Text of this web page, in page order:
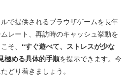
で提供されるブラウザゲームを長年
レート、再訪時のキャッシュ挙動を
そ、 “すぐ遊べて、ストレスが少な
極める具体的手順を提示できます。今
どり着きましょう。